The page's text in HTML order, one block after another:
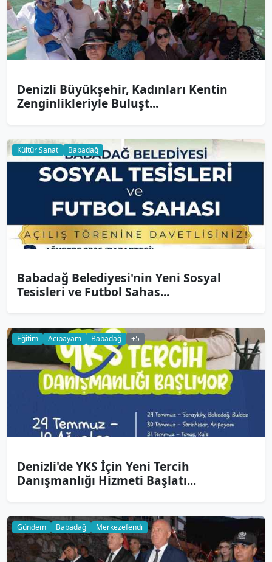
Denizli Büyükşehir, Kadınları Kentin
Zenginlikleriyle Buluşt...
Kültür Sanat Babadağ
Babadağ Belediyesi'nin Yeni Sosyal
Tesisleri ve Futbol Sahas...
Eğitim Acıpayam Babadağ +5
Denizli'de YKS İçin Yeni Tercih
Danışmanlığı Hizmeti Başlatı...
Gündem Babadağ Merkezefendi